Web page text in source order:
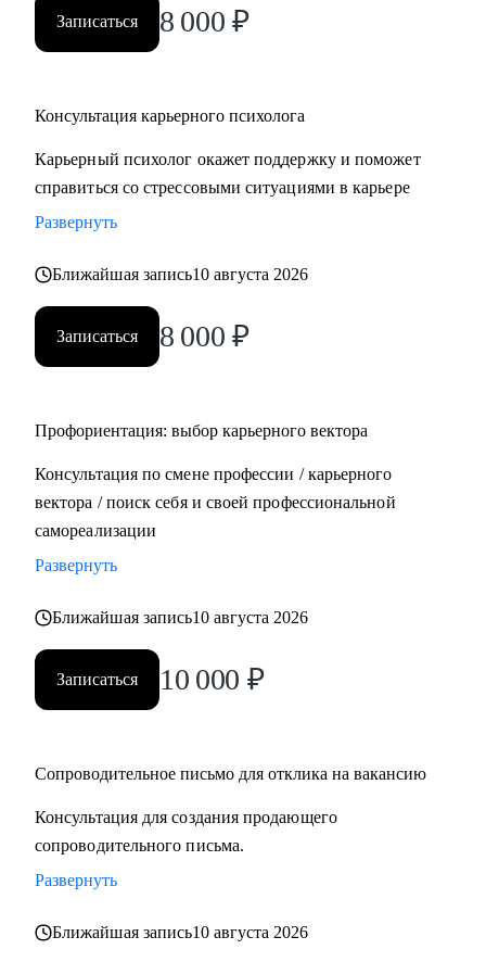
Записаться 8 000 ₽
Консультация карьерного психолога
Карьерный психолог окажет поддержку и поможет
справиться со стрессовыми ситуациями в карьере
Развернуть
Ближайшая запись10 августа 2026
Записаться 8 000 ₽
Профориентация: выбор карьерного вектора
Консультация по смене профессии / карьерного
вектора / поиск себя и своей профессиональной
самореализации
Развернуть
Ближайшая запись10 августа 2026
Записаться 10 000 ₽
Сопроводительное письмо для отклика на вакансию
Консультация для создания продающего
сопроводительного письма.
Развернуть
Ближайшая запись10 августа 2026